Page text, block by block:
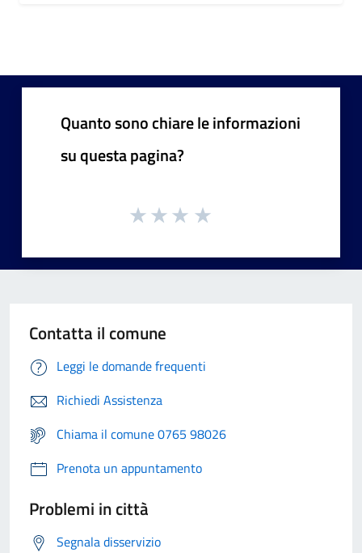
Quanto sono chiare le informazioni
su questa pagina?
Contatta il comune
Leggi le domande frequenti
Richiedi Assistenza
Chiama il comune 0765 98026
Prenota un appuntamento
Problemi in città
Segnala disservizio